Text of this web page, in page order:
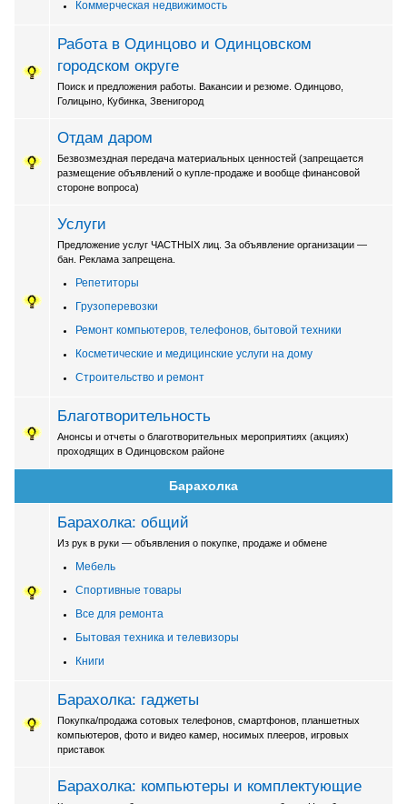
Коммерческая недвижимость
Работа в Одинцово и Одинцовском
городском округе
Поиск и предложения работы. Вакансии и резюме. Одинцово,
Голицыно, Кубинка, Звенигород
Отдам даром
Безвозмездная передача материальных ценностей (запрещается
размещение объявлений о купле-продаже и вообще финансовой
стороне вопроса)
Услуги
Предложение услуг ЧАСТНЫХ лиц. За объявление организации —
бан. Реклама запрещена.
Репетиторы
Грузоперевозки
Ремонт компьютеров, телефонов, бытовой техники
Косметические и медицинские услуги на дому
Строительство и ремонт
Благотворительность
Анонсы и отчеты о благотворительных мероприятиях (акциях)
проходящих в Одинцовском районе
Барахолка
Барахолка: общий
Из рук в руки — объявления о покупке, продаже и обмене
Мебель
Спортивные товары
Все для ремонта
Бытовая техника и телевизоры
Книги
Барахолка: гаджеты
Покупка/продажа сотовых телефонов, смартфонов, планшетных
компьютеров, фото и видео камер, носимых плееров, игровых
приставок
Барахолка: компьютеры и комплектующие